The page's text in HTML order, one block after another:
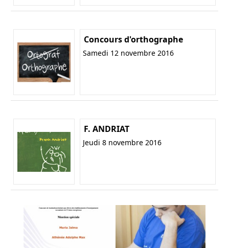
Concours d'orthographe
Samedi 12 novembre 2016
F. ANDRIAT
Jeudi 8 novembre 2016